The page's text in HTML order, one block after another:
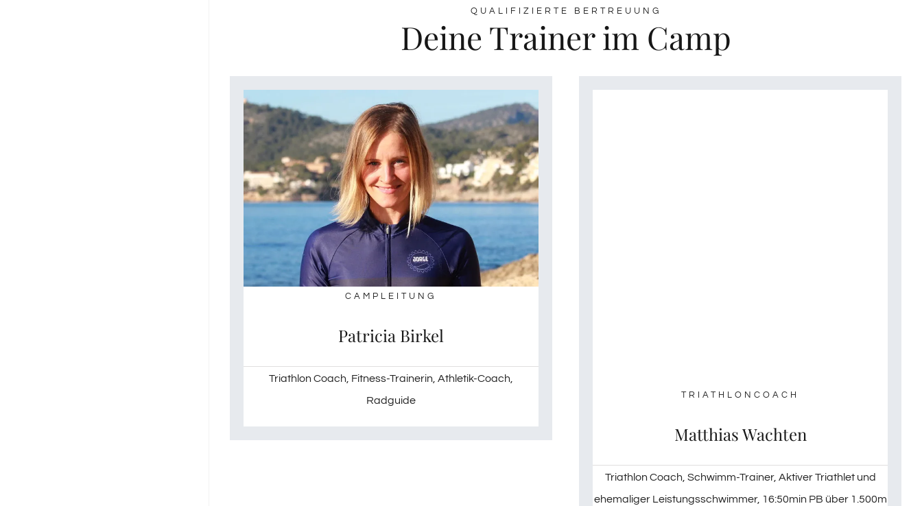
QUALIFIZIERTE BERTREUUNG
Deine Trainer im Camp
CAMPLEITUNG
Patricia Birkel
Triathlon Coach, Fitness-Trainerin, Athletik-Coach,
Radguide
TRIATHLONCOACH
Matthias Wachten
Triathlon Coach, Schwimm-Trainer, Aktiver Triathlet und
ehemaliger Leistungsschwimmer, 16:50min PB über 1.500m